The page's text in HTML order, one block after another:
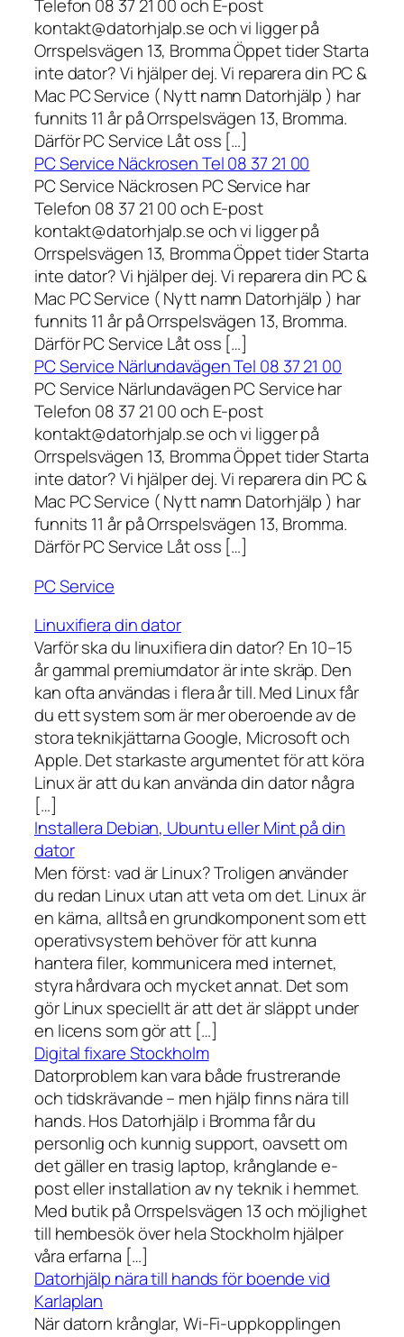
Telefon 08 37 21 00 och E-post
kontakt@datorhjalp.se och vi ligger på
Orrspelsvägen 13, Bromma Öppet tider Starta
inte dator? Vi hjälper dej. Vi reparera din PC &
Mac PC Service ( Nytt namn Datorhjälp ) har
funnits 11 år på Orrspelsvägen 13, Bromma.
Därför PC Service Låt oss […]
PC Service Näckrosen Tel 08 37 21 00
PC Service Näckrosen PC Service har
Telefon 08 37 21 00 och E-post
kontakt@datorhjalp.se och vi ligger på
Orrspelsvägen 13, Bromma Öppet tider Starta
inte dator? Vi hjälper dej. Vi reparera din PC &
Mac PC Service ( Nytt namn Datorhjälp ) har
funnits 11 år på Orrspelsvägen 13, Bromma.
Därför PC Service Låt oss […]
PC Service Närlundavägen Tel 08 37 21 00
PC Service Närlundavägen PC Service har
Telefon 08 37 21 00 och E-post
kontakt@datorhjalp.se och vi ligger på
Orrspelsvägen 13, Bromma Öppet tider Starta
inte dator? Vi hjälper dej. Vi reparera din PC &
Mac PC Service ( Nytt namn Datorhjälp ) har
funnits 11 år på Orrspelsvägen 13, Bromma.
Därför PC Service Låt oss […]
PC Service
Linuxifiera din dator
Varför ska du linuxifiera din dator? En 10–15
år gammal premiumdator är inte skräp. Den
kan ofta användas i flera år till. Med Linux får
du ett system som är mer oberoende av de
stora teknikjättarna Google, Microsoft och
Apple. Det starkaste argumentet för att köra
Linux är att du kan använda din dator några
[…]
Installera Debian, Ubuntu eller Mint på din
dator
Men först: vad är Linux? Troligen använder
du redan Linux utan att veta om det. Linux är
en kärna, alltså en grundkomponent som ett
operativsystem behöver för att kunna
hantera filer, kommunicera med internet,
styra hårdvara och mycket annat. Det som
gör Linux speciellt är att det är släppt under
en licens som gör att […]
Digital fixare Stockholm
Datorproblem kan vara både frustrerande
och tidskrävande – men hjälp finns nära till
hands. Hos Datorhjälp i Bromma får du
personlig och kunnig support, oavsett om
det gäller en trasig laptop, krånglande e-
post eller installation av ny teknik i hemmet.
Med butik på Orrspelsvägen 13 och möjlighet
till hembesök över hela Stockholm hjälper
våra erfarna […]
Datorhjälp nära till hands för boende vid
Karlaplan
När datorn krånglar, Wi-Fi-uppkopplingen